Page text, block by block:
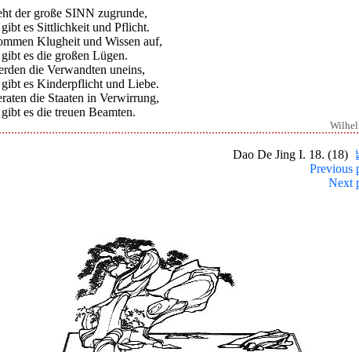
der große SINN zugrunde,
gibt es Sittlichkeit und Pflicht.
Klugheit und Wissen auf,
es die großen Lügen.
die Verwandten uneins,
gibt es Kinderpflicht und Liebe.
die Staaten in Verwirrung,
es die treuen Beamten.
Dao De Jing I. 18. (18)
Previous
Next